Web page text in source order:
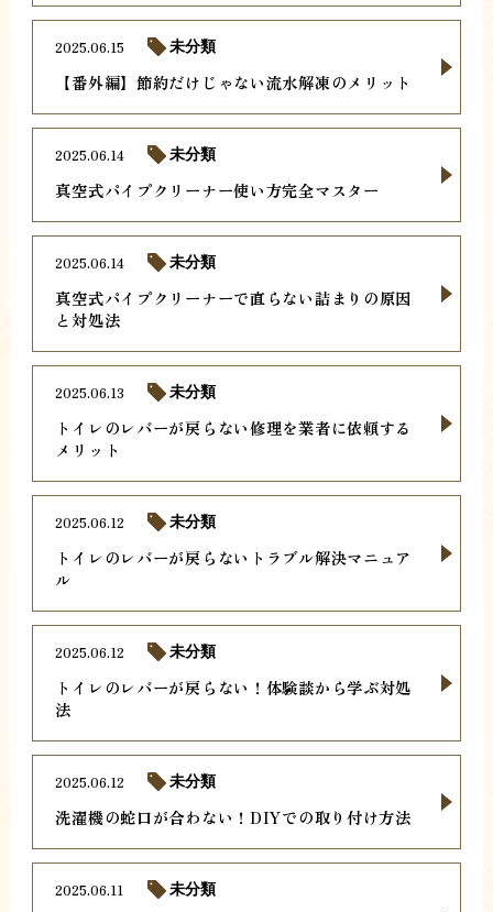
【番外編】節約だけじゃない流水解凍のメリット
2025.06.15 未分類
真空式パイプクリーナー使い方完全マスター
2025.06.14 未分類
真空式パイプクリーナーで直らない詰まりの原因
と対処法
2025.06.14 未分類
トイレのレバーが戻らない修理を業者に依頼する
メリット
2025.06.13 未分類
トイレのレバーが戻らないトラブル解決マニュア
ル
2025.06.12 未分類
トイレのレバーが戻らない！体験談から学ぶ対処
法
2025.06.12 未分類
洗濯機の蛇口が合わない！DIYでの取り付け方法
2025.06.12 未分類
2025.06.11 未分類